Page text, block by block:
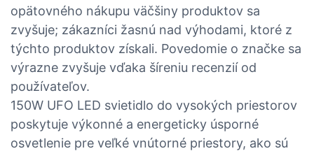
opätovného nákupu väčšiny produktov sa
zvyšuje; zákazníci žasnú nad výhodami, ktoré z
týchto produktov získali. Povedomie o značke sa
výrazne zvyšuje vďaka šíreniu recenzií od
používateľov.
150W UFO LED svietidlo do vysokých priestorov
poskytuje výkonné a energeticky úsporné
osvetlenie pre veľké vnútorné priestory, ako sú